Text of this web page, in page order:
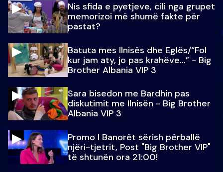
Nis sfida e pyetjeve, cili nga grupet
memorizoi më shumë fakte për
pastat?
Batuta mes Ilnisës dhe Eglës/“Fol
kur jam aty, jo pas krahëve…” - Big
Brother Albania VIP 3
Sara bisedon me Bardhin pas
diskutimit me Ilnisën - Big Brother
Albania VIP 3
Promo l Banorët sërish përballë
njëri-tjetrit, Post "Big Brother VIP"
të shtunën ora 21:00!